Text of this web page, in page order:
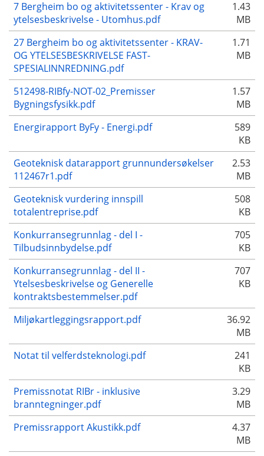
7 Bergheim bo og aktivitetssenter - Krav og
ytelsesbeskrivelse - Utomhus.pdf
1.43
MB
27 Bergheim bo og aktivitetssenter - KRAV-
OG YTELSESBESKRIVELSE FAST-
SPESIALINNREDNING.pdf
1.71
MB
512498-RIBfy-NOT-02_Premisser
Bygningsfysikk.pdf
1.57
MB
Energirapport ByFy - Energi.pdf
589
KB
Geoteknisk datarapport grunnundersøkelser
112467r1.pdf
2.53
MB
Geoteknisk vurdering innspill
totalentreprise.pdf
508
KB
Konkurransegrunnlag - del I -
Tilbudsinnbydelse.pdf
705
KB
Konkurransegrunnlag - del II -
Ytelsesbeskrivelse og Generelle
kontraktsbestemmelser.pdf
707
KB
Miljøkartleggingsrapport.pdf
36.92
MB
Notat til velferdsteknologi.pdf
241
KB
Premissnotat RIBr - inklusive
branntegninger.pdf
3.29
MB
Premissrapport Akustikk.pdf
4.37
MB